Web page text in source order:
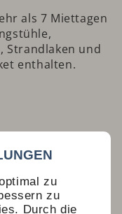
zu
zu
Durch die
als 7 Miettagen
Strandlaken und
enthalten.